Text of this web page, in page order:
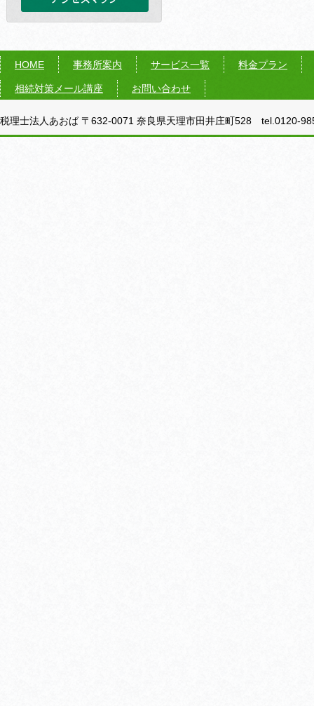
HOME 事務所案内 サービス一覧 料金プラン
相続対策メール講座 お問い合わせ
税理士法人あおば 〒632-0071 奈良県天理市田井庄町528 tel.0120-